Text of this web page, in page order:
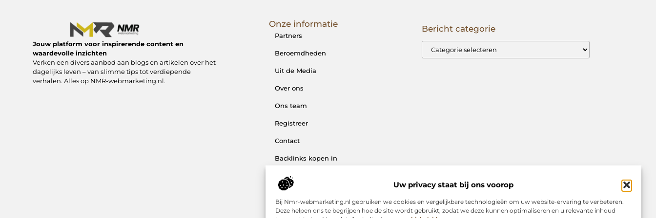
Uw privacy staat bij ons voorop
Bij Nmr-webmarketing.nl gebruiken we cookies en vergelijkbare technologieën om uw website-ervaring te verbeteren.
Deze helpen ons te begrijpen hoe de site wordt gebruikt, zodat we deze kunnen optimaliseren en u relevante inhoud
Jouw platform voor inspirerende content en
waardevolle inzichten
Verken een divers aanbod aan blogs en artikelen over het
dagelijks leven – van slimme tips tot verdiepende
verhalen. Alles op NMR-webmarketing.nl.
Onze informatie
Partners
Beroemdheden
Uit de Media
Over ons
Ons team
Registreer
Contact
Backlinks kopen in
weten
begin je er vandaag nog
mee
Bericht categorie